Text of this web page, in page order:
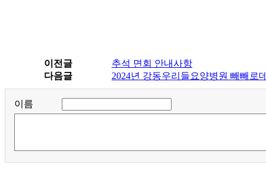
이전글
추석 면회 안내사항
다음글
2024년 강동우리들요양병원 빼빼로
이름